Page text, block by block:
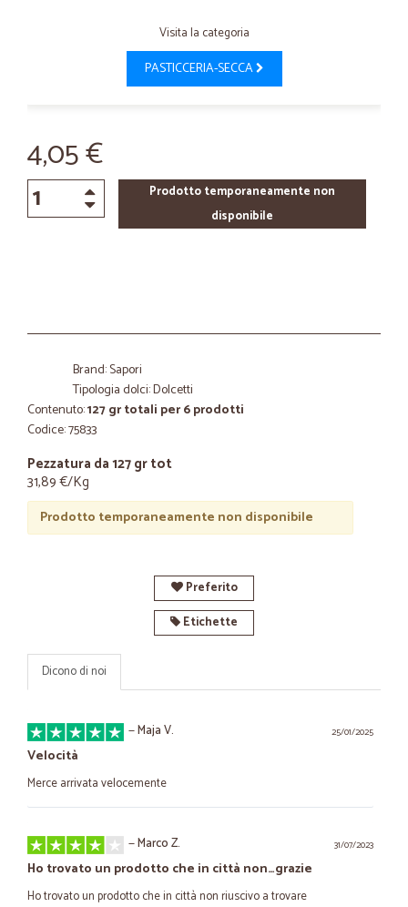
Visita la categoria
PASTICCERIA-SECCA
4,05 €
Prodotto temporaneamente non
disponibile
Brand: Sapori
Tipologia dolci: Dolcetti
Contenuto:127 gr totali per 6 prodotti
Codice: 75833
Pezzatura da 127 gr tot
31,89 €/Kg
Prodotto temporaneamente non disponibile
Preferito
Etichette
Dicono di noi
25/01/2025
—Maja V.
Velocità
Merce arrivata velocemente
31/07/2023
—Marco Z.
Ho trovato un prodotto che in città non…grazie
Ho trovato un prodotto che in città non riuscivo a trovare